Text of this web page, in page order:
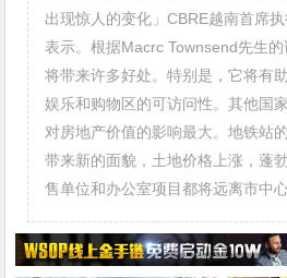
出现惊人的变化」CBRE越南首席
表示。根据Macrc Townsend先生
将带来许多好处。特别是，它将有
娱乐和购物区的可访问性。其他国
对房地产价值的影响最大。地铁站
带来新的面貌，土地价格上涨，蓬
售单位和办公室项目都将远离市中心